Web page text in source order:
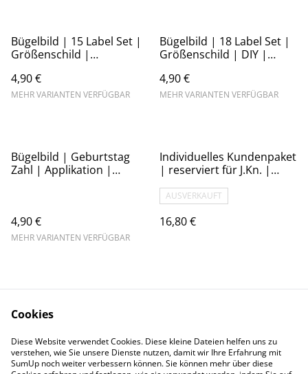
Bügelbild | 15 Label Set |
Größenschild |
4,90 €
MEHR VARIANTEN VERFÜGBAR
Bügelbild | 18 Label Set |
Größenschild | DIY |
4,90 €
MEHR VARIANTEN VERFÜGBAR
Bügelbild | Geburtstag
Zahl | Applikation |
4,90 €
MEHR VARIANTEN VERFÜGBAR
Individuelles Kundenpaket
| reserviert für J.Kn. |
AUSVERKAUFT
16,80 €
Datenschutz
Cookies
FAQ
Cookies
Diese Website verwendet Cookies. Diese kleine Dateien helfen uns zu
verstehen, wie Sie unsere Dienste nutzen, damit wir Ihre Erfahrung mit
SumUp noch weiter verbessern können. Sie können mehr über diese